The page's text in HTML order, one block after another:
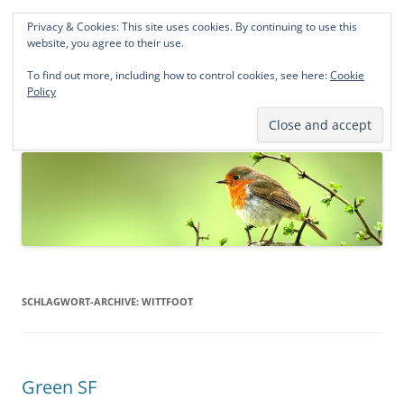
Norddeutsche Genealogien
Michael Kohlhaas und Jens Kirchhoff
springen
SCHLAGWORT-ARCHIVE: WITTFOOT
Green SF
Privacy & Cookies: This site uses cookies. By continuing to use this
website, you agree to their use.
To find out more, including how to control cookies, see here:Cookie
Policy